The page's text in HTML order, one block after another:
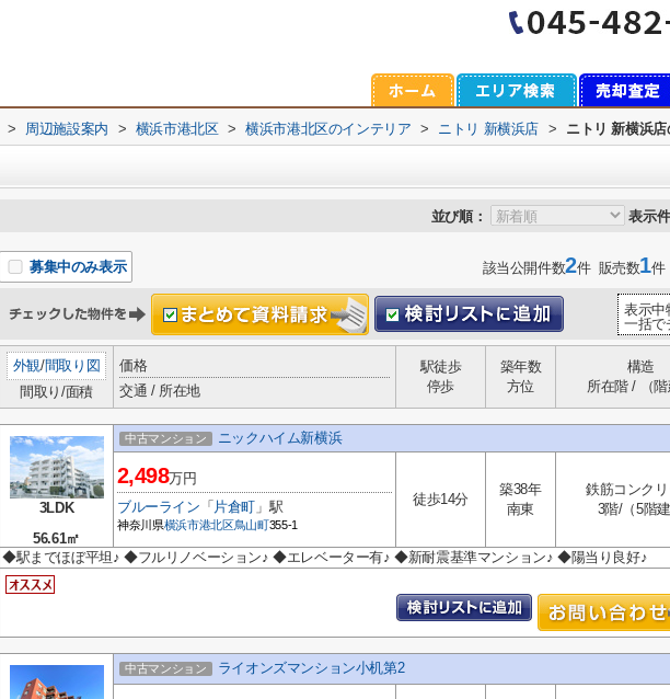
> 周辺施設案内 > 横浜市港北区 > 横浜市港北区のインテリア > ニトリ 新横浜店 > ニトリ 新横浜
並び順： 表示
募集中のみ表示 該当公開件数2件 販売数1件
表示中
一括で
外観/間取り図
間取り/面積
価格
交通 / 所在地
駅徒歩
停歩
築年数
方位
構造
所在階 / （階
3LDK
56.61㎡
中古マンション ニックハイム新横浜
2,498万円
ブルーライン 「 片倉町 」駅
神奈川県横浜市港北区 鳥山町355-1
徒歩14分
築38年
南東
鉄筋コンクリ
3階/（5階建
◆駅までほぼ平坦♪ ◆フルリノベーション♪ ◆エレベーター有♪ ◆新耐震基準マンション♪ ◆陽当り良好♪
中古マンション ライオンズマンション小机第2